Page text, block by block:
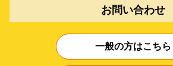
お問い合わせ
一般の方はこちら